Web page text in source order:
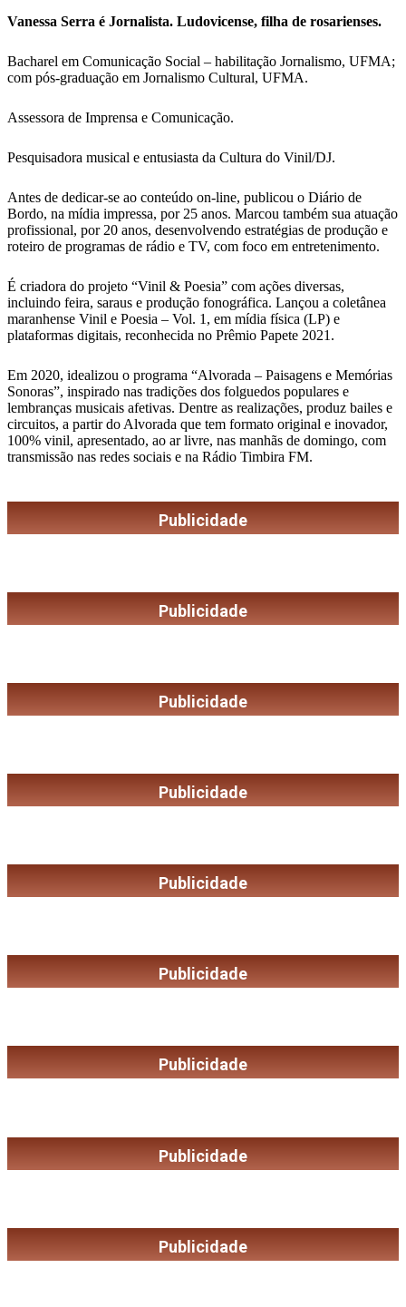
Vanessa Serra é Jornalista. Ludovicense, filha de rosarienses.
Bacharel em Comunicação Social – habilitação Jornalismo, UFMA;
com pós-graduação em Jornalismo Cultural, UFMA.
Assessora de Imprensa e Comunicação.
Pesquisadora musical e entusiasta da Cultura do Vinil/DJ.
Antes de dedicar-se ao conteúdo on-line, publicou o Diário de
Bordo, na mídia impressa, por 25 anos. Marcou também sua atuação
profissional, por 20 anos, desenvolvendo estratégias de produção e
roteiro de programas de rádio e TV, com foco em entretenimento.
É criadora do projeto “Vinil & Poesia” com ações diversas,
incluindo feira, saraus e produção fonográfica. Lançou a coletânea
maranhense Vinil e Poesia – Vol. 1, em mídia física (LP) e
plataformas digitais, reconhecida no Prêmio Papete 2021.
Em 2020, idealizou o programa “Alvorada – Paisagens e Memórias
Sonoras”, inspirado nas tradições dos folguedos populares e
lembranças musicais afetivas. Dentre as realizações, produz bailes e
circuitos, a partir do Alvorada que tem formato original e inovador,
100% vinil, apresentado, ao ar livre, nas manhãs de domingo, com
transmissão nas redes sociais e na Rádio Timbira FM.
Publicidade
Publicidade
Publicidade
Publicidade
Publicidade
Publicidade
Publicidade
Publicidade
Publicidade